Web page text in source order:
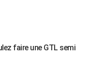
faire une GTL semi